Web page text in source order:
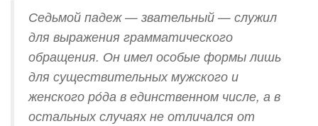
Седьмой падеж — звательный — служил
для выражения грамматического
обращения. Он имел особые формы лишь
для существительных мужского и
женского рóда в единственном числе, а в
остальных случаях не отличался от